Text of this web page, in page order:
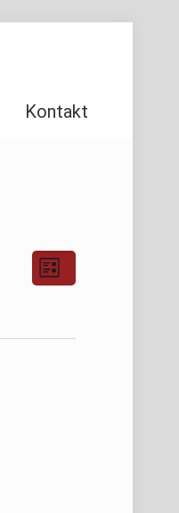
Kontakt
Ansichten-
Navigation
Ansichten-
Liste